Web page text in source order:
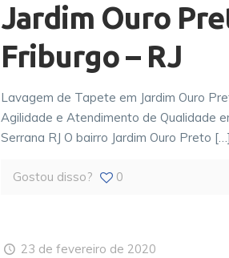
Jardim Ouro
Friburgo – RJ
Lavagem de Tapete em Jardim Ouro
Agilidade e Atendimento de Qualidade
Serrana RJ O bairro Jardim Ouro Preto […]
Gostou disso? 0
23 de fevereiro de 2020